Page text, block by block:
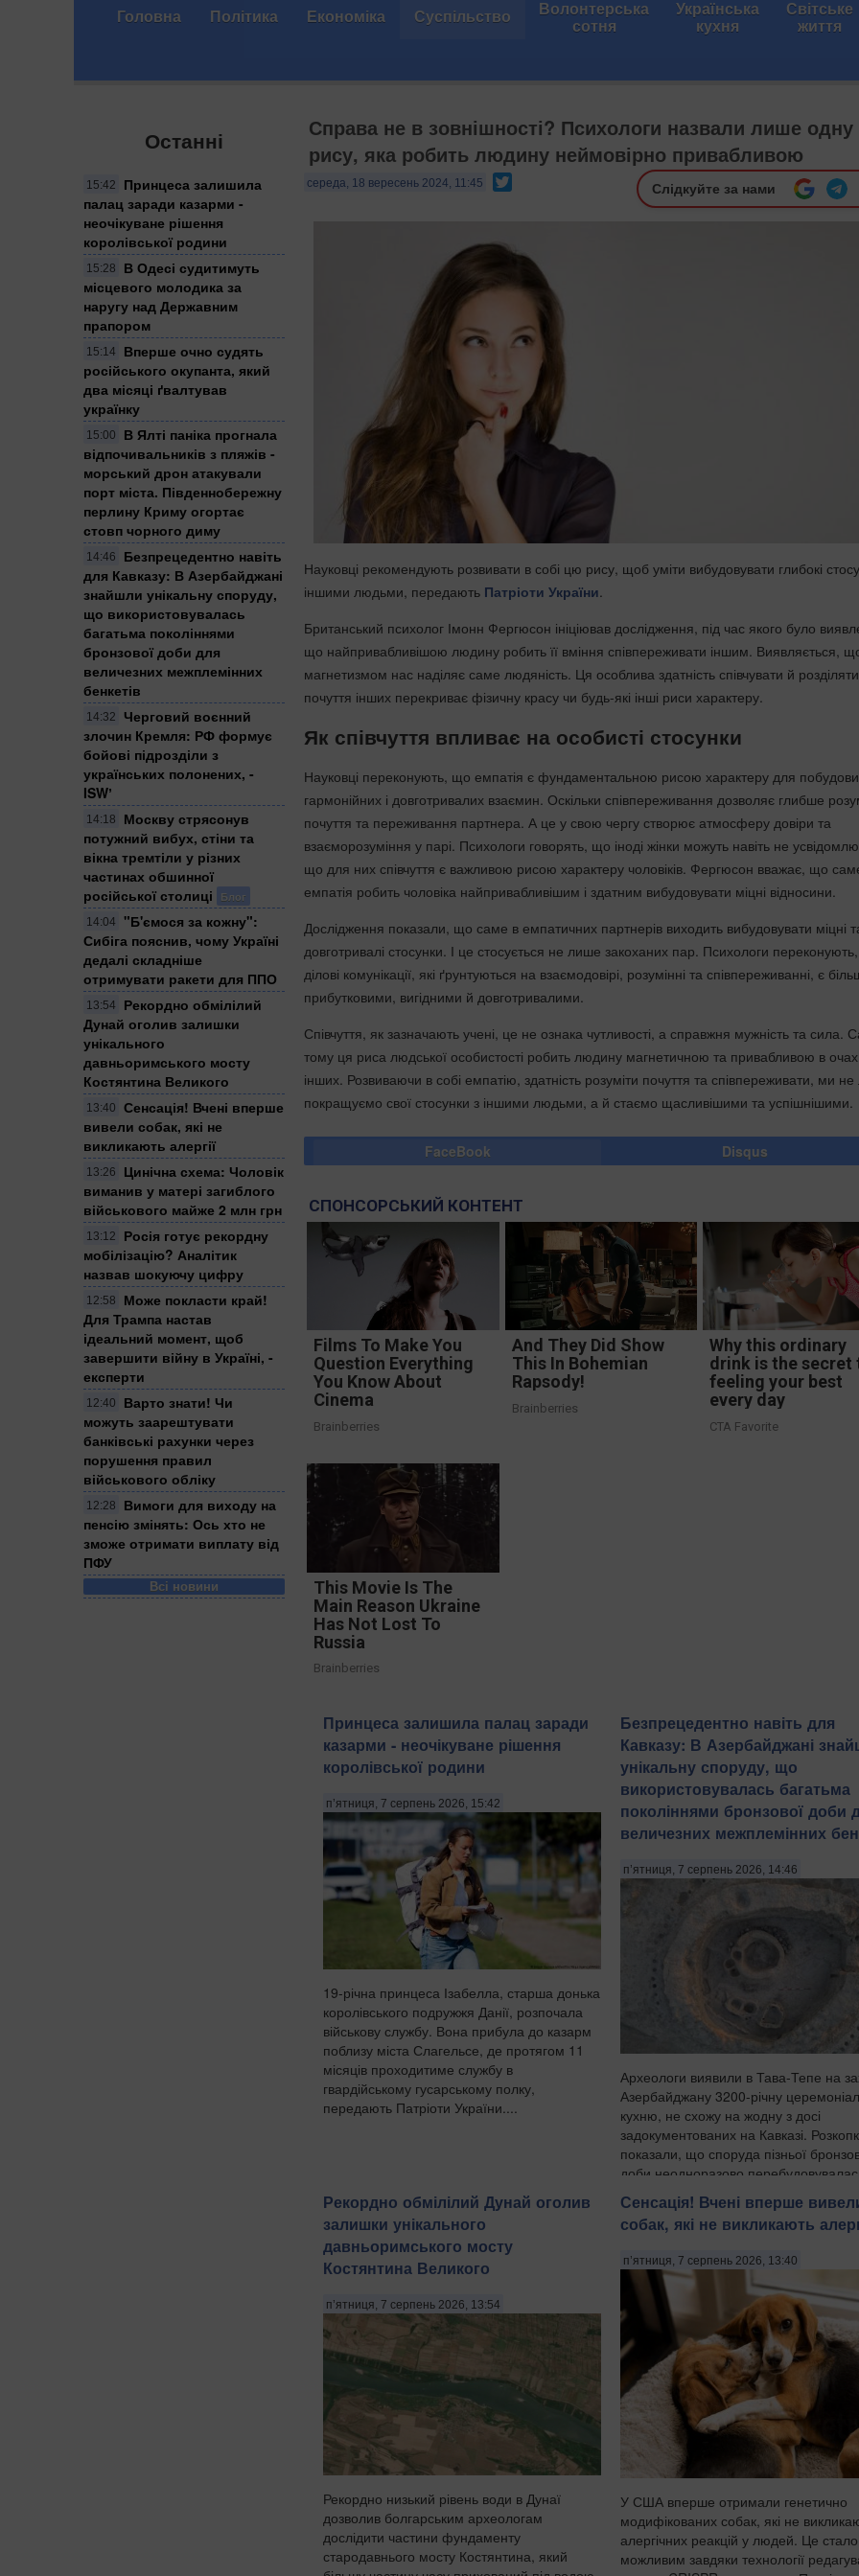
Головна Політика Економіка Суспільство Волонтерська
сотня
Українська
кухня
Світське
життя
Останні
15:42
Принцеса залишила
палац заради казарми -
неочікуване рішення
королівської родини
15:28
В Одесі судитимуть
місцевого молодика за
наругу над Державним
прапором
15:14
Вперше очно судять
російського окупанта, який
два місяці ґвалтував
українку
15:00
​В Ялті паніка прогнала
відпочивальників з пляжів -
морський дрон атакували
порт міста. Південнобережну
перлину Криму огортає
стовп чорного диму
14:46
Безпрецедентно навіть
для Кавказу: В Азербайджані
знайшли унікальну споруду,
що використовувалась
багатьма поколіннями
бронзової доби для
величезних межплемінних
бенкетів
14:32
Черговий воєнний
злочин Кремля: ​РФ формує
бойові підрозділи з
українських полонених, -
ISWʼ
14:18
Москву стрясонув
потужний вибух, стіни та
вікна тремтіли у різних
частинах обшинної
російської столиці
Блог
14:04
"Б'ємося за кожну":
Сибіга пояснив, чому Україні
дедалі складніше
отримувати ракети для ППО
13:54
Рекордно обмілілий
Дунай оголив залишки
унікального
давньоримського мосту
Костянтина Великого
13:40
Сенсація! Вчені вперше
вивели собак, які не
викликають алергії
13:26
Цинічна схема: Чоловік
виманив у матері загиблого
військового майже 2 млн грн
13:12
Росія готує рекордну
мобілізацію? Аналітик
назвав шокуючу цифру
12:58
Може покласти край!
Для Трампа настав
ідеальний момент, щоб
завершити війну в Україні, -
експерти
12:40
Варто знати! Чи
можуть заарештувати
банківські рахунки через
порушення правил
військового обліку
12:28
Вимоги для виходу на
пенсію змінять: Ось хто не
зможе отримати виплату від
ПФУ
Всі новини
Справа не в зовнішності? Психологи назвали лише одну
рису, яка робить людину неймовірно привабливою
середа, 18 вересень 2024, 11:45 Слідкуйте за нами
Науковці рекомендують розвивати в собі цю рису, щоб уміти вибудовувати глибокі
іншими людьми, передають Патріоти України
Британський психолог Імонн Фергюсон ініціював дослідження, під час якого було
що найпривабливішою людину робить її вміння співпереживати іншим. Виявляється,
магнетизмом нас наділяє саме людяність. Ця особлива здатність співчувати й розділяти
почуття інших перекриває фізичну красу чи будь-які інші риси характеру.
Як співчуття впливає на особисті стосунки
Науковці переконують, що емпатія є фундаментальною рисою характеру для побудови
гармонійних і довготривалих взаємин. Оскільки співпереживання дозволяє глибше
почуття та переживання партнера. А це у свою чергу створює атмосферу довіри та
взаєморозуміння у парі. Психологи говорять, що іноді жінки можуть навіть не
що для них співчуття є важливою рисою характеру чоловіків. Фергюсон вважає, що
емпатія робить чоловіка найпривабливішим і здатним вибудовувати міцні відносини.
Дослідження показали, що саме в емпатичних партнерів виходить вибудовувати міцні
довготривалі стосунки. І це стосується не лише закоханих пар. Психологи
ділові комунікації, які ґрунтуються на взаємодовірі, розумінні та співпереживанні, є
прибутковими, вигідними й довготривалими.
Співчуття, як зазначають учені, це не ознака чутливості, а справжня мужність та сила.
тому ця риса людської особистості робить людину магнетичною та привабливою в очах
інших. Розвиваючи в собі емпатію, здатність розуміти почуття та співпереживати, ми
покращуємо свої стосунки з іншими людьми, а й стаємо щасливішими та успішнішими.
FaceBook Disqus
СПОНСОРСЬКИЙ КОНТЕНТ
Films To Make You
Question Everything
You Know About
Cinema
Brainberries
And They Did Show
This In Bohemian
Rapsody!
Brainberries
Why this ordinary
drink is the secret
feeling your best
every day
CTA Favorite
This Movie Is The
Main Reason Ukraine
Has Not Lost To
Russia
Brainberries
Принцеса залишила палац заради
казарми - неочікуване рішення
королівської родини
п’ятниця, 7 серпень 2026, 15:42
19-річна принцеса Ізабелла, старша донька
королівського подружжя Данії, розпочала
військову службу. Вона прибула до казарм
поблизу міста Слагельсе, де протягом 11
місяців проходитиме службу в
гвардійському гусарському полку,
передають Патріоти України....
Безпрецедентно навіть для
Кавказу: В Азербайджані
унікальну споруду, що
використовувалась багатьма
поколіннями бронзової доби
величезних межплемінних
п’ятниця, 7 серпень 2026, 14:46
Археологи виявили в Тава-Тепе на
Азербайджану 3200-річну
кухню, не схожу на жодну з досі
задокументованих на Кавказі.
показали, що споруда пізньої
доби неодноразово
протягом поколінь, а попередні...
Рекордно обмілілий Дунай оголив
залишки унікального
давньоримського мосту
Костянтина Великого
п’ятниця, 7 серпень 2026, 13:54
Рекордно низький рівень води в Дунаї
дозволив болгарським археологам
дослідити частини фундаменту
стародавнього мосту Костянтина, який
Сенсація! Вчені вперше
собак, які не викликають
п’ятниця, 7 серпень 2026, 13:40
У США вперше отримали генетично
модифікованих собак, які не
алергічних реакцій у людей. Це стало
можливим завдяки технології